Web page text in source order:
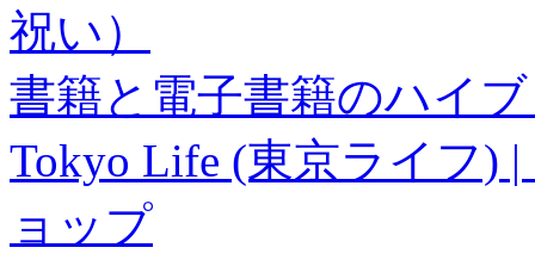
祝い）
書籍と電子書籍のハイ
Tokyo Life (東京ライフ)
ョップ